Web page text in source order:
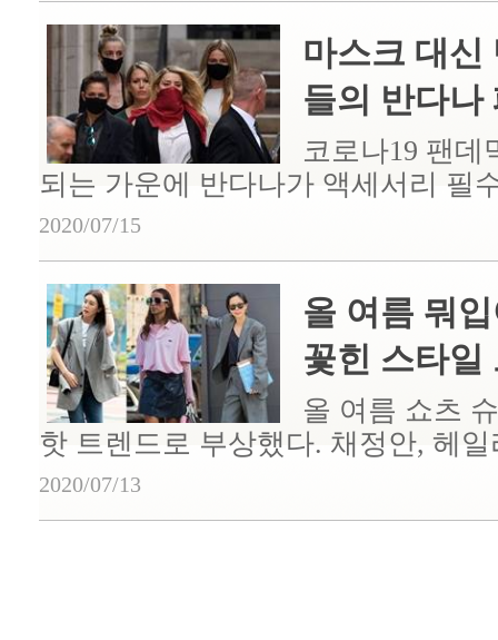
마스크 대신
들의 반다나
코로나19 팬
되는 가운에 반다나가 액세서리 필
2020/07/15
올 여름 뭐
꽃힌 스타일
올 여름 쇼츠
핫 트렌드로 부상했다. 채정안, 헤
2020/07/13